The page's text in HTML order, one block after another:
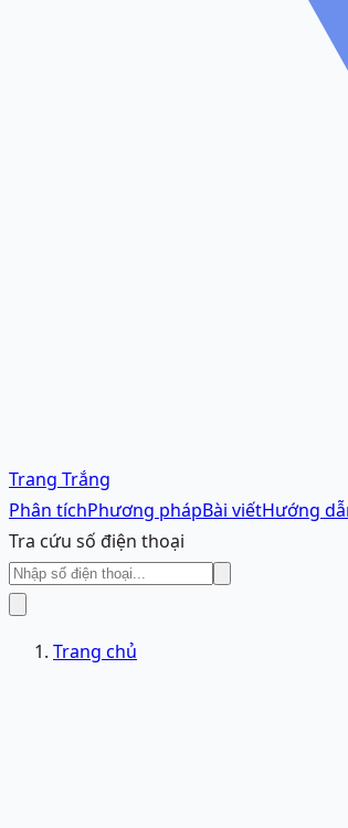
Trang Trắng
Phân tíchPhương phápBài viếtHướng
Tra cứu số điện thoại
Trang chủ